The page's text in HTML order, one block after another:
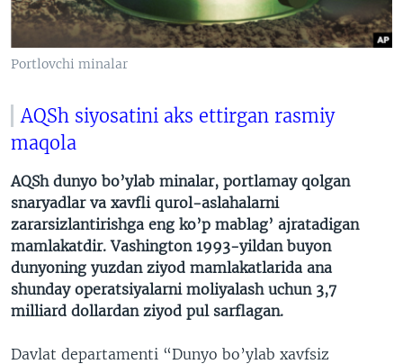
VIDEO
XABARLAR SURATLARDA
ODNOKLASSNIKI
TELEGRAM
SOUNDCLOUD
VOA
Portlovchi minalar
AQSh siyosatini aks ettirgan rasmiy
maqola
AQSh dunyo bo’ylab minalar, portlamay qolgan
snaryadlar va xavfli qurol-aslahalarni
zararsizlantirishga eng ko’p mablag’ ajratadigan
mamlakatdir. Vashington 1993-yildan buyon
dunyoning yuzdan ziyod mamlakatlarida ana
shunday operatsiyalarni moliyalash uchun 3,7
milliard dollardan ziyod pul sarflagan.
Davlat departamenti “Dunyo bo’ylab xavfsiz